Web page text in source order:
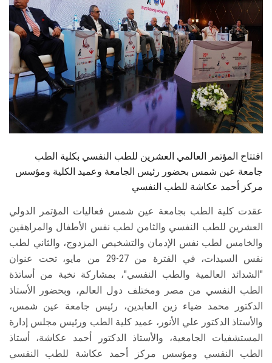
الخريجين
الموظفون
الزائـرون
سجل الان
افتتاح المؤتمر العالمي العشرين للطب النفسي بكلية الطب
جامعة عين شمس بحضور رئيس الجامعة وعميد الكلية ومؤسس
مركز أحمد عكاشة للطب النفسي
عقدت كلية الطب بجامعة عين شمس فعاليات المؤتمر الدولي
العشرين للطب النفسي والثامن لطب نفس الأطفال والمراهقين
والخامس لطب نفس الإدمان والتشخيص المزدوج، والثاني لطب
نفس السيدات، في الفترة من 27-29 من مايو، تحت عنوان
"الشدائد العالمية والطب النفسي"، بمشاركة نخبة من أساتذة
الطب النفسي من مصر ومختلف دول العالم، وبحضور الأستاذ
الدكتور محمد ضياء زين العابدين، رئيس جامعة عين شمس،
والأستاذ الدكتور علي الأنور، عميد كلية الطب ورئيس مجلس إدارة
المستشفيات الجامعية، والأستاذ الدكتور أحمد عكاشة، أستاذ
الطب النفسي ومؤسس مركز أحمد عكاشة للطب النفسي